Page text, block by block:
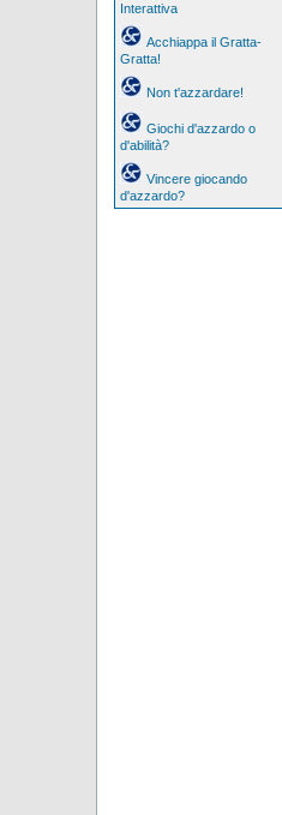
Interattiva
Acchiappa il Gratta-
Gratta!
Non t'azzardare!
Giochi d'azzardo o
d'abilità?
Vincere giocando
d'azzardo?